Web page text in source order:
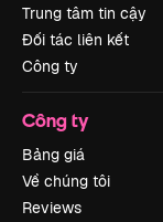
Trung tâm tin cậy
Đối tác liên kết
Công ty
Công ty
Bảng giá
Về chúng tôi
Reviews